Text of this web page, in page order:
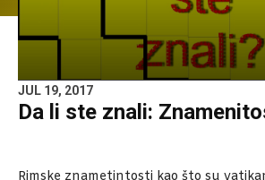
JUL 19, 2017
Da li ste znali: